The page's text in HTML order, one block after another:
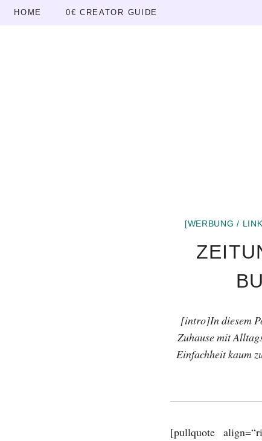
Skip
HOME 0€ CREATOR GUIDE
[WERBUNG /
[intro]In diesem
Zuhause mit
Einfachheit kaum
[pullquote